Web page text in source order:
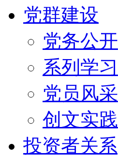
党群建设
党务公开
系列学习
党员风采
创文实践
投资者关系